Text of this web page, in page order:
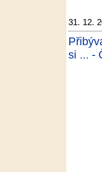
31. 12.
si ... -